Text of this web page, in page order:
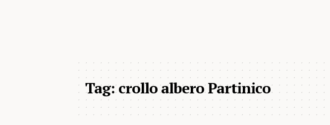
Tag:crollo albero Partinico